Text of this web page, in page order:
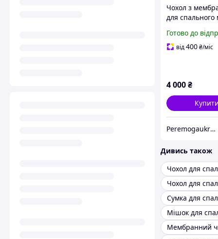
Чохол з
для спального
Олива
Готово до
від400₴/міс
4 000₴
Peremogaukraine.com Мілітарні товари та спорядження
Дивись також
Чохол для
Мішок для